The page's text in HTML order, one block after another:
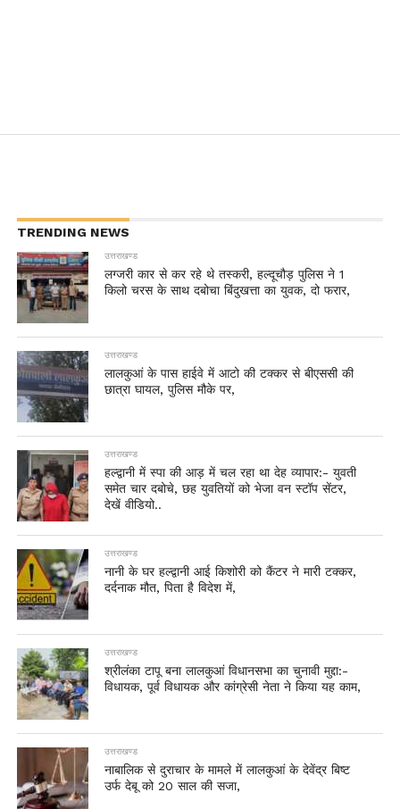
TRENDING NEWS
उत्तराखण्ड
लग्जरी कार से कर रहे थे तस्करी, हल्दूचौड़ पुलिस ने 1
किलो चरस के साथ दबोचा बिंदुखत्ता का युवक, दो फरार,
उत्तराखण्ड
लालकुआं के पास हाईवे में आटो की टक्कर से बीएससी की
छात्रा घायल, पुलिस मौके पर,
उत्तराखण्ड
हल्द्वानी में स्पा की आड़ में चल रहा था देह व्यापार:- युवती
समेत चार दबोचे, छह युवतियों को भेजा वन स्टॉप सेंटर,
देखें वीडियो..
उत्तराखण्ड
नानी के घर हल्द्वानी आई किशोरी को कैंटर ने मारी टक्कर,
दर्दनाक मौत, पिता है विदेश में,
उत्तराखण्ड
श्रीलंका टापू बना लालकुआं विधानसभा का चुनावी मुद्दा:-
विधायक, पूर्व विधायक और कांग्रेसी नेता ने किया यह काम,
उत्तराखण्ड
नाबालिक से दुराचार के मामले में लालकुआं के देवेंद्र बिष्ट
उर्फ देबू को 20 साल की सजा,